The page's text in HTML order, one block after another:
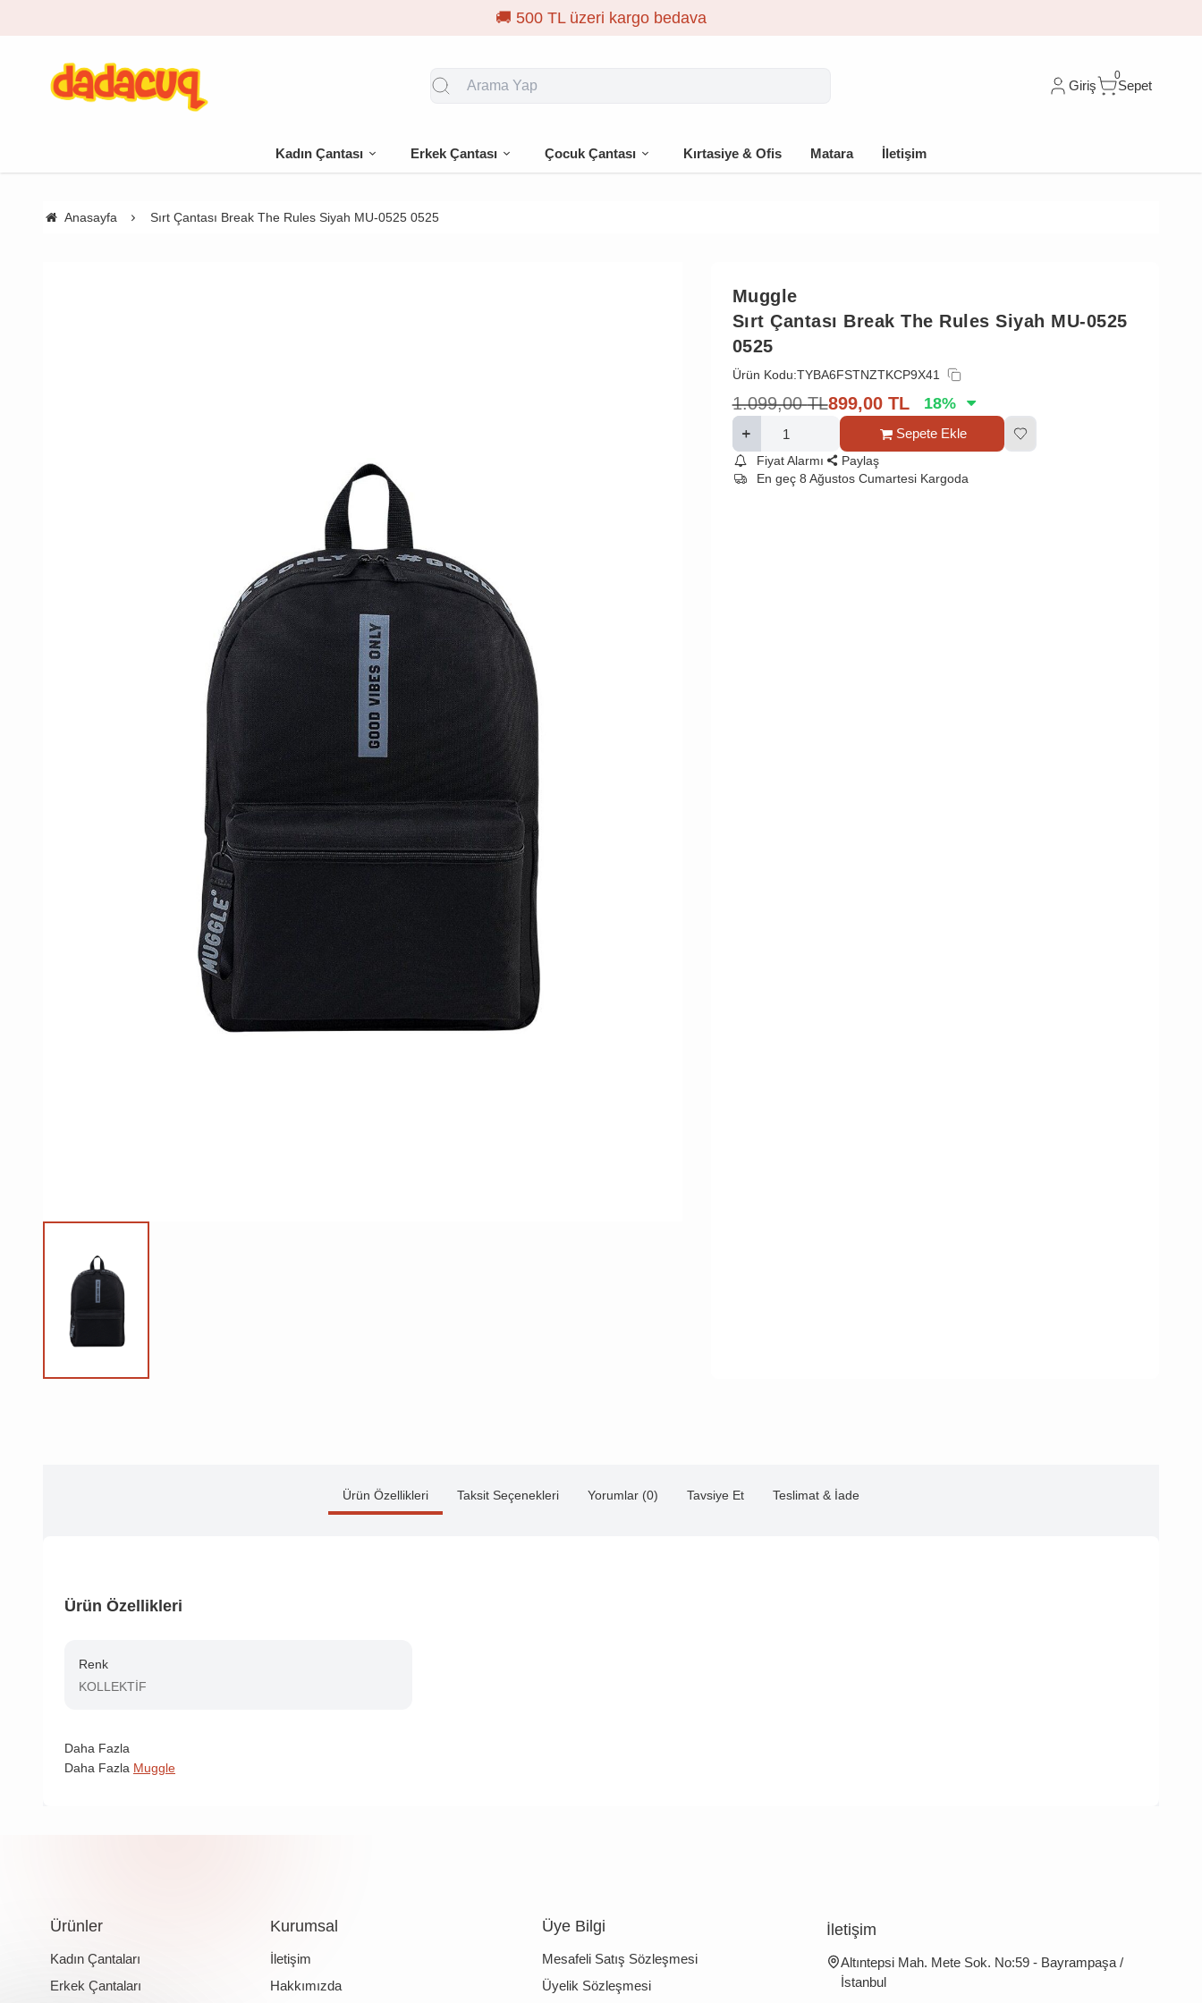
Giriş
0
Sepet
Kadın Çantası Erkek Çantası Çocuk Çantası Kırtasiye & Ofis Matara İletişim
Anasayfa Sırt Çantası Break The Rules Siyah MU-0525 0525
Muggle
Sırt Çantası Break The Rules Siyah MU-0525
0525
Ürün Kodu:TYBA6FSTNZTKCP9X41
1.099,00 TL899,00 TL 18%
Sepete Ekle
Fiyat Alarmı
Paylaş
En geç 8 Ağustos Cumartesi Kargoda
Ürün Özellikleri Taksit Seçenekleri Yorumlar (0) Tavsiye Et Teslimat & İade
Ürün Özellikleri
Renk
KOLLEKTİF
Daha Fazla
Daha Fazla Muggle
Ürünler
Kadın Çantaları
Erkek Çantaları
Kurumsal
İletişim
Hakkımızda
Üye Bilgi
Mesafeli Satış Sözleşmesi
Üyelik Sözleşmesi
İletişim
Altıntepsi Mah. Mete Sok. No:59 - Bayrampaşa /
İstanbul